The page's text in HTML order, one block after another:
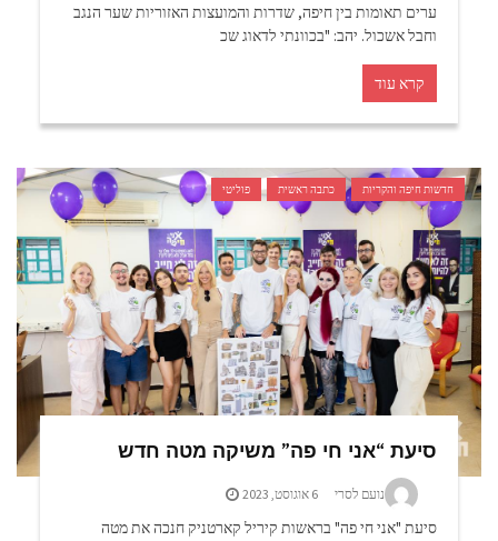
ערים תאומות בין חיפה, שדרות והמועצות האזוריות שער הנגב
וחבל אשכול. יהב: "בכוונתי לדאוג שכ
קרא עוד
חדשות חיפה והקריות כתבה ראשית פוליטי
סיעת “אני חי פה” משיקה מטה חדש
נועם לסרי 6 אוגוסט, 2023
סיעת "אני חי פה" בראשות קיריל קארטניק חנכה את מטה